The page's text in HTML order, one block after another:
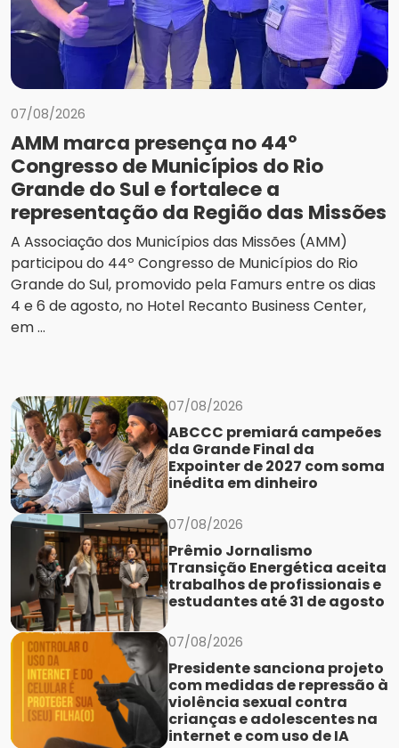
07/08/2026
AMM marca presença no 44º
Congresso de Municípios do Rio
Grande do Sul e fortalece a
representação da Região das Missões
A Associação dos Municípios das Missões (AMM)
participou do 44º Congresso de Municípios do Rio
Grande do Sul, promovido pela Famurs entre os dias
4 e 6 de agosto, no Hotel Recanto Business Center,
em ...
07/08/2026
ABCCC premiará campeões
da Grande Final da
Expointer de 2027 com soma
inédita em dinheiro
07/08/2026
Prêmio Jornalismo
Transição Energética aceita
trabalhos de profissionais e
estudantes até 31 de agosto
07/08/2026
Presidente sanciona projeto
com medidas de repressão à
violência sexual contra
crianças e adolescentes na
internet e com uso de IA